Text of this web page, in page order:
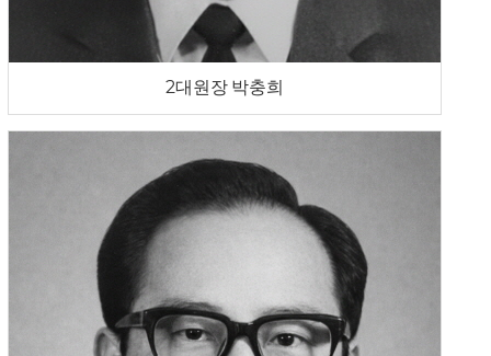
2대원장 박충희